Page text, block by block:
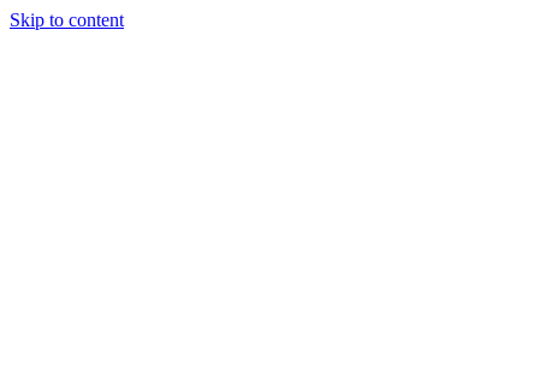
Skip to content